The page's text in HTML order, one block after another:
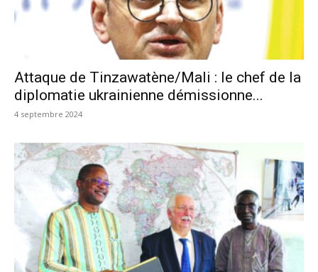
Attaque de Tinzawatène/Mali : le chef de la
diplomatie ukrainienne démissionne...
4 septembre 2024